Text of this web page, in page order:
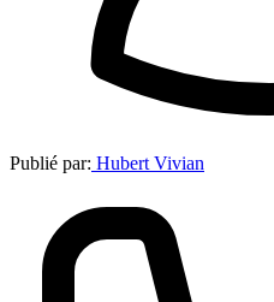
Publié par: Hubert Vivian